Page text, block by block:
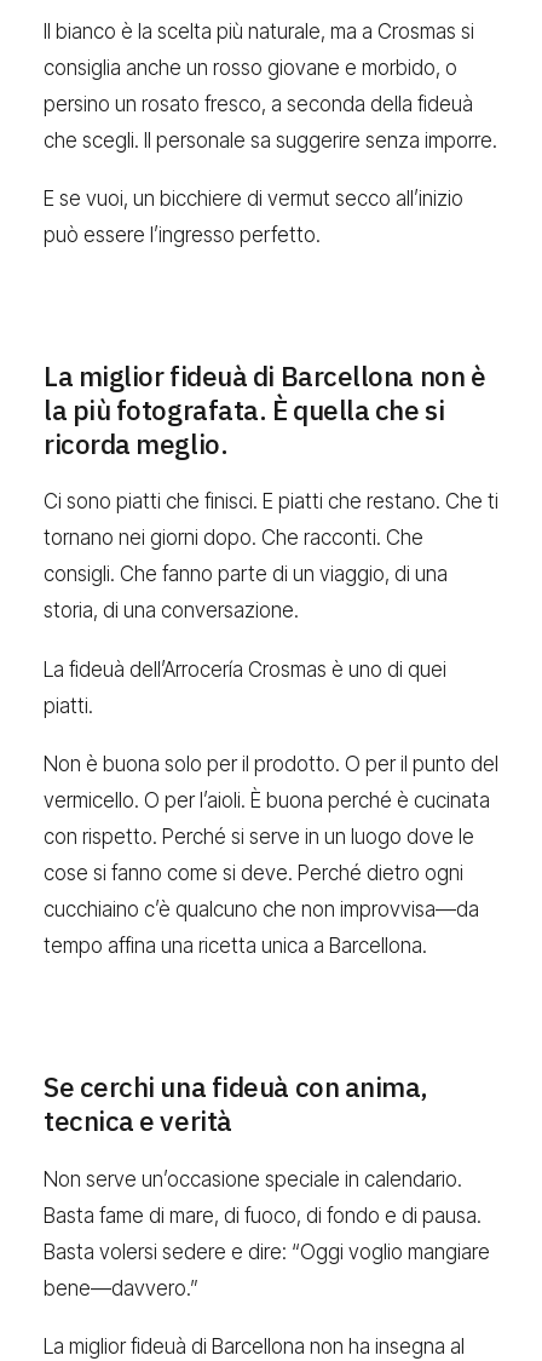
Il bianco è la scelta più naturale, ma a Crosmas si
consiglia anche un rosso giovane e morbido, o
persino un rosato fresco, a seconda della fideuà
che scegli. Il personale sa suggerire senza imporre.
E se vuoi, un bicchiere di vermut secco all’inizio
può essere l’ingresso perfetto.
La miglior fideuà di Barcellona non è
la più fotografata. È quella che si
ricorda meglio.
Ci sono piatti che finisci. E piatti che restano. Che ti
tornano nei giorni dopo. Che racconti. Che
consigli. Che fanno parte di un viaggio, di una
storia, di una conversazione.
La fideuà dell’Arrocería Crosmas è uno di quei
piatti.
Non è buona solo per il prodotto. O per il punto del
vermicello. O per l’aioli. È buona perché è cucinata
con rispetto. Perché si serve in un luogo dove le
cose si fanno come si deve. Perché dietro ogni
cucchiaino c’è qualcuno che non improvvisa—da
tempo affina una ricetta unica a Barcellona.
Se cerchi una fideuà con anima,
tecnica e verità
Non serve un’occasione speciale in calendario.
Basta fame di mare, di fuoco, di fondo e di pausa.
Basta volersi sedere e dire: “Oggi voglio mangiare
bene—davvero.”
La miglior fideuà di Barcellona non ha insegna al